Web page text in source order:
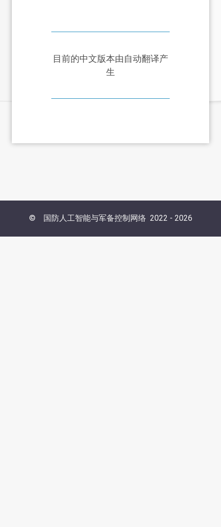
目前的中文版本由自动翻译产
生
© 国防人工智能与军备控制网络 2022 - 2026